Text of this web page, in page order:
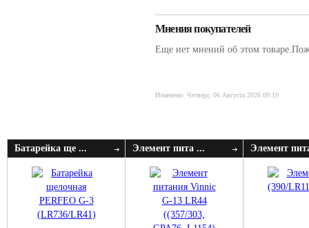
Мнения покупателей
Еще нет мнений об этом
Изменено: Четверг, 06 Августа 2026 09:19
Батарейка ще ... Элемент пита ... Элемент